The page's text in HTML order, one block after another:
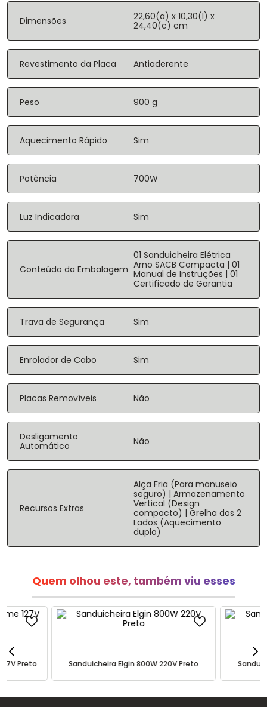
Dimensões
22,60(a) x 10,30(l) x
24,40(c) cm
Revestimento da Placa Antiaderente
Peso 900 g
Aquecimento Rápido Sim
Potência 700W
Luz Indicadora Sim
Conteúdo da Embalagem
01 Sanduicheira Elétrica
Arno SACB Compacta | 01
Manual de Instruções | 01
Certificado de Garantia
Trava de Segurança Sim
Enrolador de Cabo Sim
Placas Removíveis Não
Desligamento
Automático
Não
Recursos Extras
Alça Fria (Para manuseio
seguro) | Armazenamento
Vertical (Design
compacto) | Grelha dos 2
Lados (Aquecimento
duplo)
Quem olhou este, também viu esses